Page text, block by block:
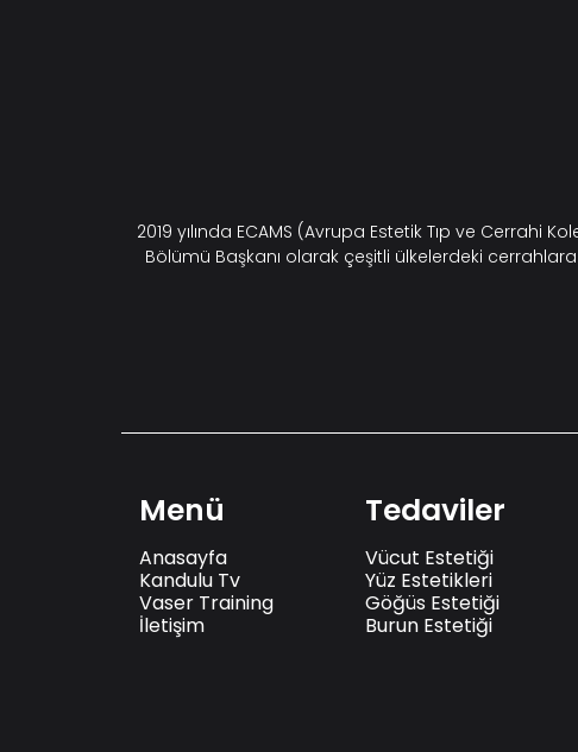
2019 yılında ECAMS (Avrupa Estetik Tıp ve
Bölümü Başkanı olarak çeşitli ülkelerdeki
Menü
Anasayfa
Kandulu Tv
Vaser Training
İletişim
Tedaviler
Vücut Estetiği
Yüz Estetikleri
Göğüs Estetiği
Burun Estetiği